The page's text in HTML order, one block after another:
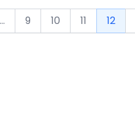
... 9 10 11 12